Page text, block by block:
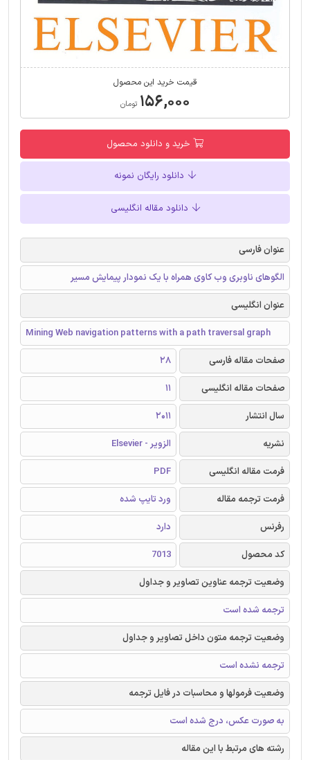
قیمت خرید این محصول
۱۵۶,۰۰۰ تومان
خرید و دانلود محصول
دانلود رایگان نمونه
دانلود مقاله انگلیسی
عنوان فارسی
الگوهای ناوبری وب کاوی همراه با یک نمودار پیمایش مسیر
عنوان انگلیسی
Mining Web navigation patterns with a path traversal graph
صفحات مقاله فارسی
28
صفحات مقاله انگلیسی
11
سال انتشار
2011
نشریه
الزویر - Elsevier
فرمت مقاله انگلیسی
PDF
فرمت ترجمه مقاله
ورد تایپ شده
رفرنس
دارد
کد محصول
7013
وضعیت ترجمه عناوین تصاویر و جداول
ترجمه شده است
وضعیت ترجمه متون داخل تصاویر و جداول
ترجمه نشده است
وضعیت فرمولها و محاسبات در فایل ترجمه
به صورت عکس، درج شده است
رشته های مرتبط با این مقاله